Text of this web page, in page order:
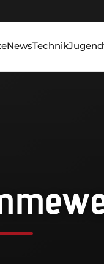
NewsTechnik